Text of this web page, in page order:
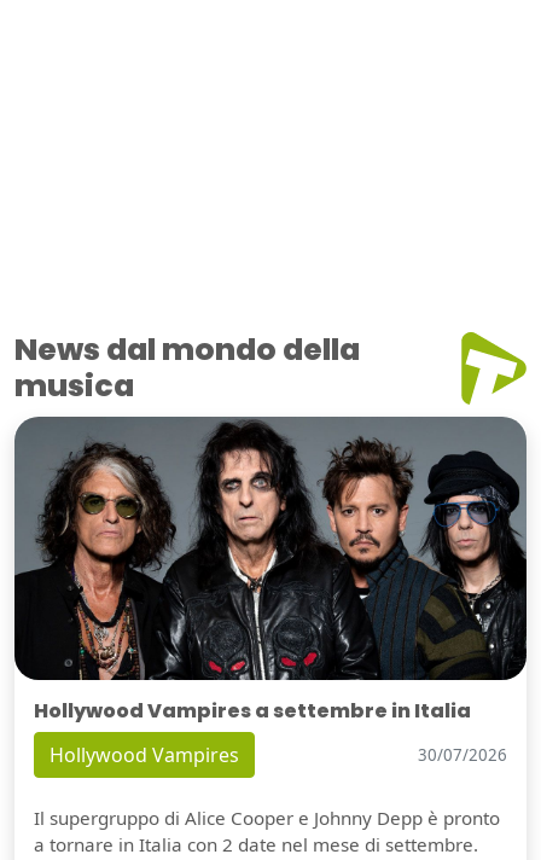
News dal mondo della
musica
Hollywood Vampires a settembre in Italia
Hollywood Vampires 30/07/2026
Il supergruppo di Alice Cooper e Johnny Depp è pronto
a tornare in Italia con 2 date nel mese di settembre.